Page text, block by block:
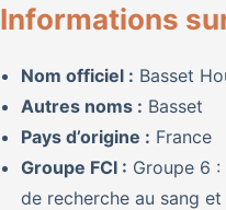
Informations
Nom officiel : Basset
Autres noms : Basset
Pays d’origine : France
Groupe FCI : Groupe 6
de recherche au sang